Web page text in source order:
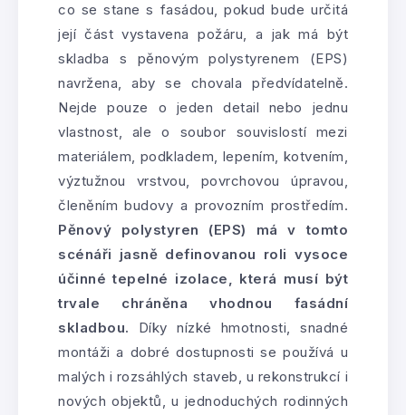
co se stane s fasádou, pokud bude určitá
její část vystavena požáru, a jak má být
skladba s pěnovým polystyrenem (EPS)
navržena, aby se chovala předvídatelně.
Nejde pouze o jeden detail nebo jednu
vlastnost, ale o soubor souvislostí mezi
materiálem, podkladem, lepením, kotvením,
výztužnou vrstvou, povrchovou úpravou,
členěním budovy a provozním prostředím.
Pěnový polystyren (EPS) má v tomto
scénáři jasně definovanou roli vysoce
účinné tepelné izolace, která musí být
trvale chráněna vhodnou fasádní
skladbou. Díky nízké hmotnosti, snadné
montáži a dobré dostupnosti se používá u
malých i rozsáhlých staveb, u rekonstrukcí i
nových objektů, u jednoduchých rodinných